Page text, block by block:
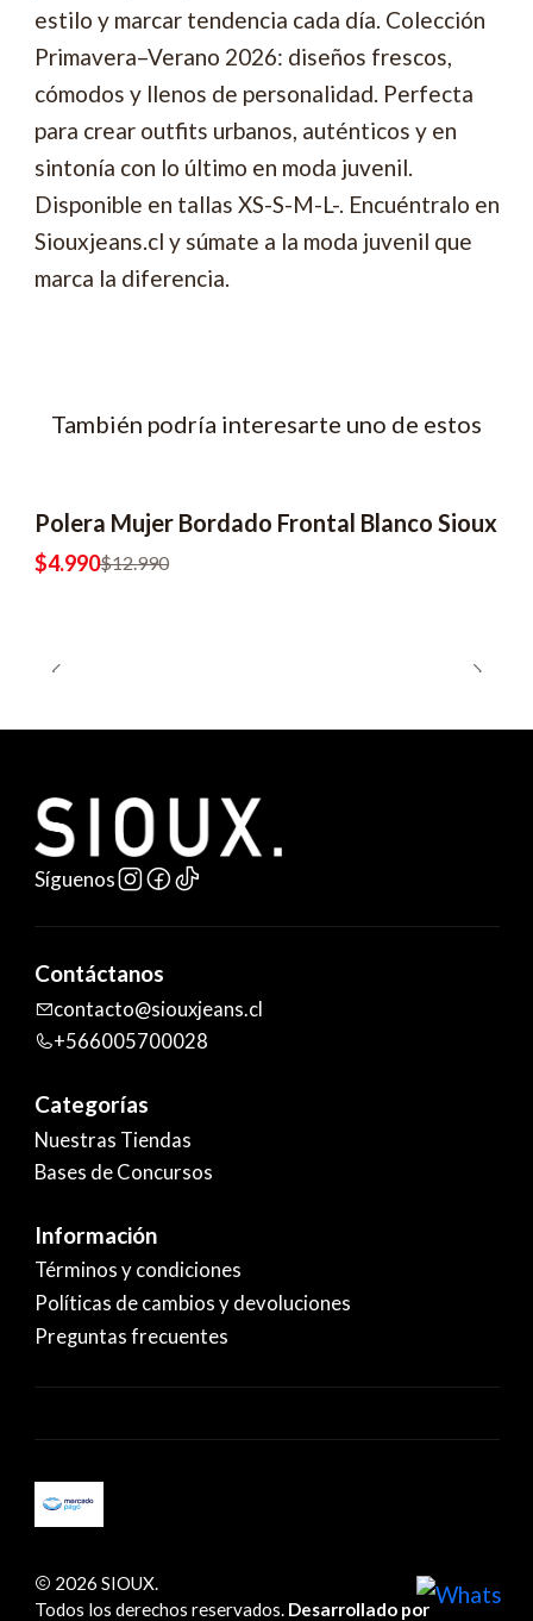
estilo y marcar tendencia cada día. Colección
Primavera–Verano 2026: diseños frescos,
cómodos y llenos de personalidad. Perfecta
para crear outfits urbanos, auténticos y en
sintonía con lo último en moda juvenil.
Disponible en tallas XS-S-M-L-. Encuéntralo en
Siouxjeans.cl y súmate a la moda juvenil que
marca la diferencia.
También podría interesarte uno de estos
-62% OFF
2x6990
Polera Mujer Bordado Frontal Blanco Sioux
$4.990$12.990
Síguenos
Contáctanos
contacto@siouxjeans.cl
+566005700028
Categorías
Nuestras Tiendas
Bases de Concursos
Información
Términos y condiciones
Políticas de cambios y devoluciones
Preguntas frecuentes
2026 SIOUX.
Todos los derechos reservados. Desarrollado por